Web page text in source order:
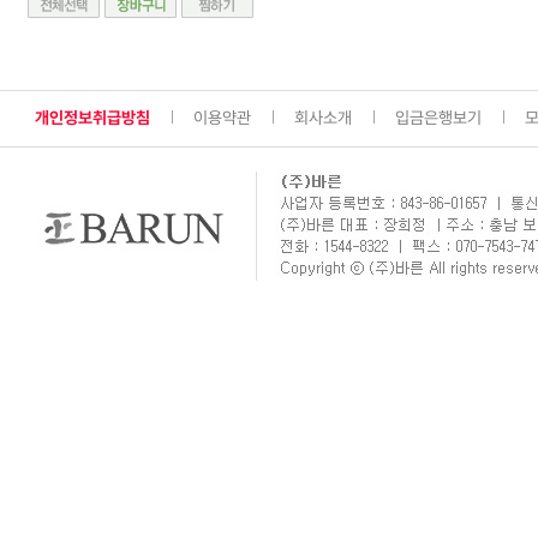
개인정보취급방침 이용약관 회사소개 입금은행보기